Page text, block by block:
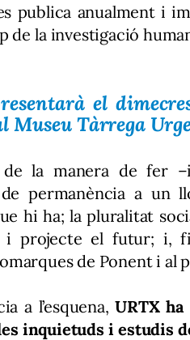
publica anualment i
de la investigació
el
Museu Tàrrega
de la manera de fer
permanència a un
hi ha; la pluralitat
i projecte el futur; i,
de Ponent i al
a l’esquena,URTX
inquietuds i estudis